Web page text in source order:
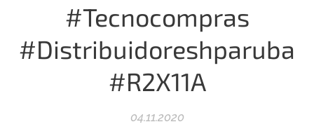
#Tecnocompras
#Distribuidoreshparuba
#R2X11A
04.11.2020